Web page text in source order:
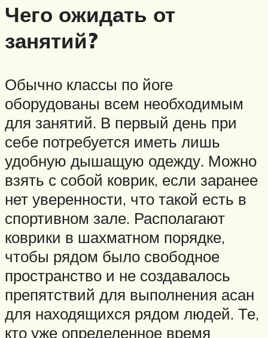
Чего ожидать от
занятий?
Обычно классы по йоге
оборудованы всем необходимым
для занятий. В первый день при
себе потребуется иметь лишь
удобную дышащую одежду. Можно
взять с собой коврик, если заранее
нет уверенности, что такой есть в
спортивном зале. Располагают
коврики в шахматном порядке,
чтобы рядом было свободное
пространство и не создавалось
препятствий для выполнения асан
для находящихся рядом людей. Те,
кто уже определенное время